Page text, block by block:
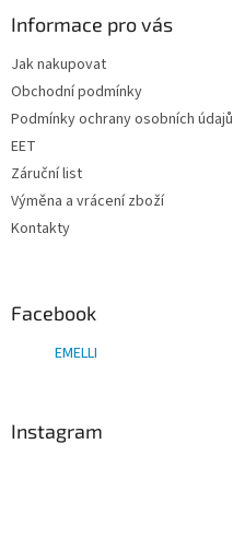
Informace pro vás
Jak nakupovat
Obchodní podmínky
Podmínky ochrany osobních údajů
EET
Záruční list
Výměna a vrácení zboží
Kontakty
Facebook
EMELLI
Instagram